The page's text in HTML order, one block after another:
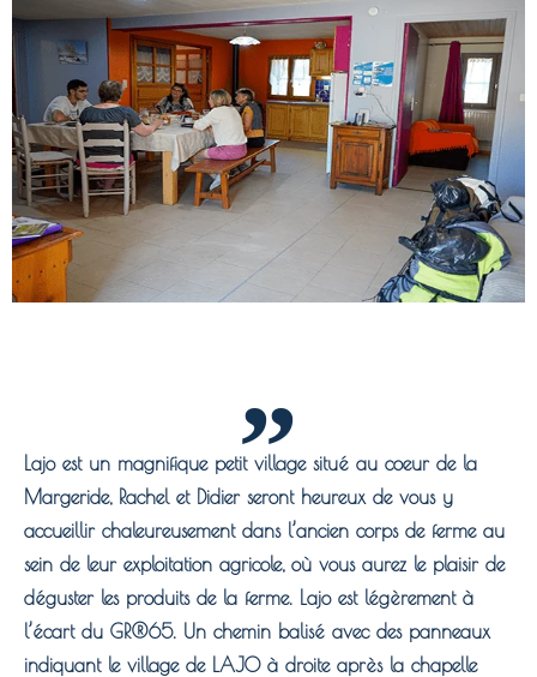
Lajo est un magnifique petit village situé au coeur de la
Margeride, Rachel et Didier seront heureux de vous y
accueillir chaleureusement dans l’ancien corps de ferme au
sein de leur exploitation agricole, où vous aurez le plaisir de
déguster les produits de la ferme. Lajo est légèrement à
l’écart du GR®65. Un chemin balisé avec des panneaux
indiquant le village de LAJO à droite après la chapelle